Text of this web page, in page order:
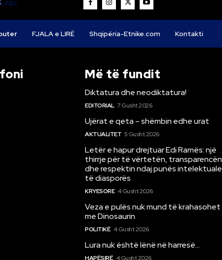
FJALA e LIRË Shqipëria-Etnike.com Kontakti
Më të fundit
Diktatura dhe neodiktatura!
EDITORIAL 7 Gusht 2026
Ujërat e qeta – shëmbin edhe urat
AKTUALITET 5 Gusht 2026
Letër e hapur drejtuar Edi Ramës: një
thirrje për të vërtetën, transparencën
dhe respektin ndaj punës intelektuale
të diasporës
KRYESORE 4 Gusht 2026
Veza e pulës nuk mund të krahasohet
me Dinosaurin
POLITIKË 4 Gusht 2026
Lura nuk është lënë në harresë…
HAPËSIRË 4 Gusht 2026